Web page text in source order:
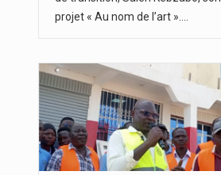
projet « Au nom de l’art ».…